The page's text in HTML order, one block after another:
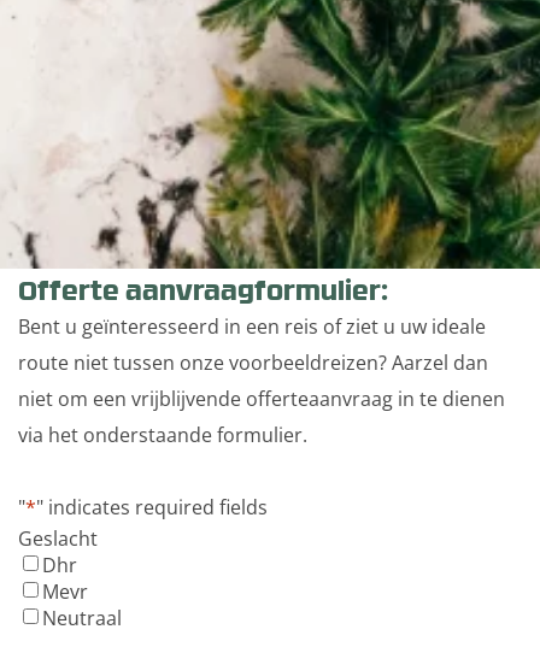
Offerte aanvraagformulier:
Bent u geïnteresseerd in een reis of ziet u uw ideale
route niet tussen onze voorbeeldreizen? Aarzel dan
niet om een vrijblijvende offerteaanvraag in te dienen
via het onderstaande formulier.
"*" indicates required fields
Geslacht
Dhr
Mevr
Neutraal